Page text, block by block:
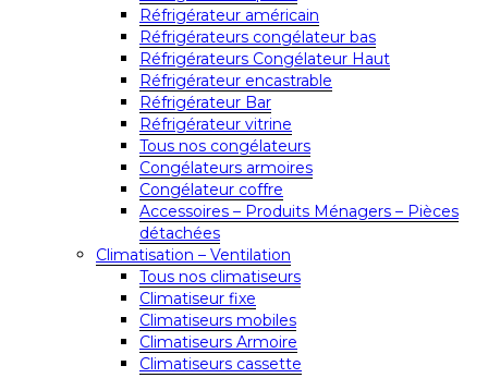
Réfrigérateur américain
Réfrigérateurs congélateur bas
Réfrigérateurs Congélateur Haut
Réfrigérateur encastrable
Réfrigérateur Bar
Réfrigérateur vitrine
Tous nos congélateurs
Congélateurs armoires
Congélateur coffre
Accessoires – Produits Ménagers – Pièces
détachées
Climatisation – Ventilation
Tous nos climatiseurs
Climatiseur fixe
Climatiseurs mobiles
Climatiseurs Armoire
Climatiseurs cassette